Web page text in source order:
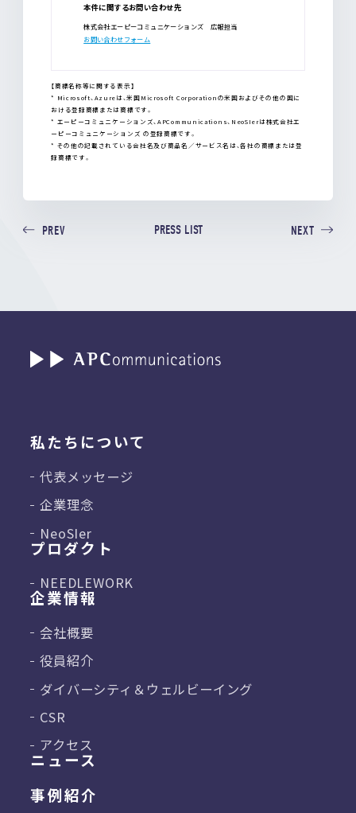
本件に関するお問い合わせ先
株式会社エーピーコミュニケーションズ 広報担当
お問い合わせフォーム
【商標名称等に関する表示】
* Microsoft、Azureは、米国Microsoft Corporationの米国およびその他の国に
おける登録商標または商標です。
* エーピーコミュニケーションズ、APCommunications、NeoSIerは株式会社エ
ーピーコミュニケーションズ の登録商標です。
* その他の記載されている会社名及び商品名／サービス名は、各社の商標または登
録商標です。
PREV PRESS LIST NEXT
ニュース
事例紹介
私たちについて
代表メッセージ
企業理念
NeoSIer
プロダクト
NEEDLEWORK
企業情報
会社概要
役員紹介
ダイバーシティ＆ ウェルビーイング
CSR
アクセス